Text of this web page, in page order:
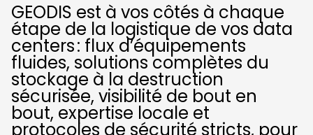
GEODIS est à vos côtés à chaque
étape de la logistique de vos data
centers : flux d’équipements
fluides, solutions complètes du
stockage à la destruction
sécurisée, visibilité de bout en
bout, expertise locale et
protocoles de sécurité stricts, pour